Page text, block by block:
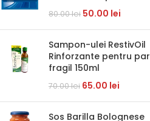
80.00lei 50.00 lei
Sampon-ulei RestivOil
Rinforzante pentru par
fragil 150ml
70.00lei 65.00 lei
Sos Barilla Bolognese